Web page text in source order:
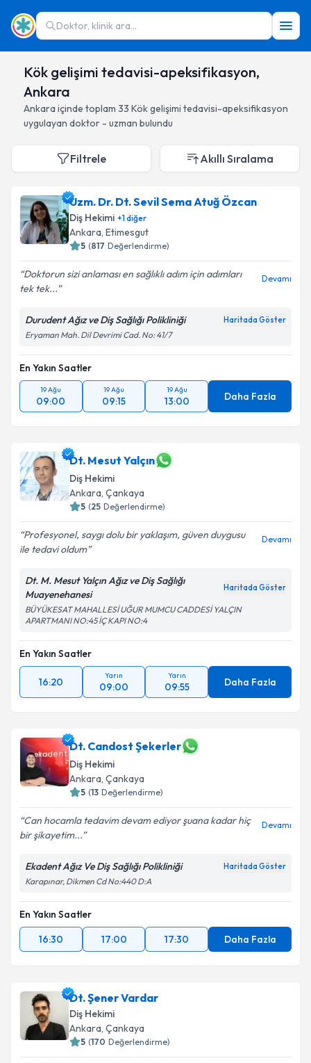
Doktor, klinik ara...
Kök gelişimi tedavisi-apeksifikasyon,
Ankara
Ankara içinde toplam 33 Kök gelişimi tedavisi-apeksifikasyon
uygulayan doktor - uzman bulundu
Filtrele Akıllı Sıralama
Uzm. Dr. Dt. Sevil Sema Atuğ Özcan
Diş Hekimi +1diğer
Ankara, Etimesgut
5 (817 Değerlendirme)
Doktorun sizi anlaması en sağlıklı adım için adımları
tek tek...
Devamı
Durudent Ağız ve Diş Sağlığı Polikliniği Haritada Göster
Eryaman Mah. Dil Devrimi Cad. No: 41/7
En Yakın Saatler
19 Ağu
09:00
19 Ağu
09:15
19 Ağu
13:00 Daha Fazla
Dt. Mesut Yalçın
Diş Hekimi
Ankara, Çankaya
5 (25 Değerlendirme)
Profesyonel, saygı dolu bir yaklaşım, güven duygusu
ile tedavi oldum
Devamı
Dt. M. Mesut Yalçın Ağız ve Diş Sağlığı
Muayenehanesi
Haritada Göster
BÜYÜKESAT MAHALLESİ UĞUR MUMCU CADDESİ YALÇIN
APARTMANI NO:45 İÇ KAPI NO:4
En Yakın Saatler
16:20
Yarın
09:00
Yarın
09:55 Daha Fazla
Dt. Candost Şekerler
Diş Hekimi
Ankara, Çankaya
5 (13 Değerlendirme)
Can hocamla tedavim devam ediyor şuana kadar hiç
bir şikayetim...
Devamı
Ekadent Ağız Ve Diş Sağlığı Polikliniği Haritada Göster
Karapınar, Dikmen Cd No:440 D:A
En Yakın Saatler
16:30
17:00 17:30 Daha Fazla
Dt. Şener Vardar
Diş Hekimi
Ankara, Çankaya
5 (170 Değerlendirme)